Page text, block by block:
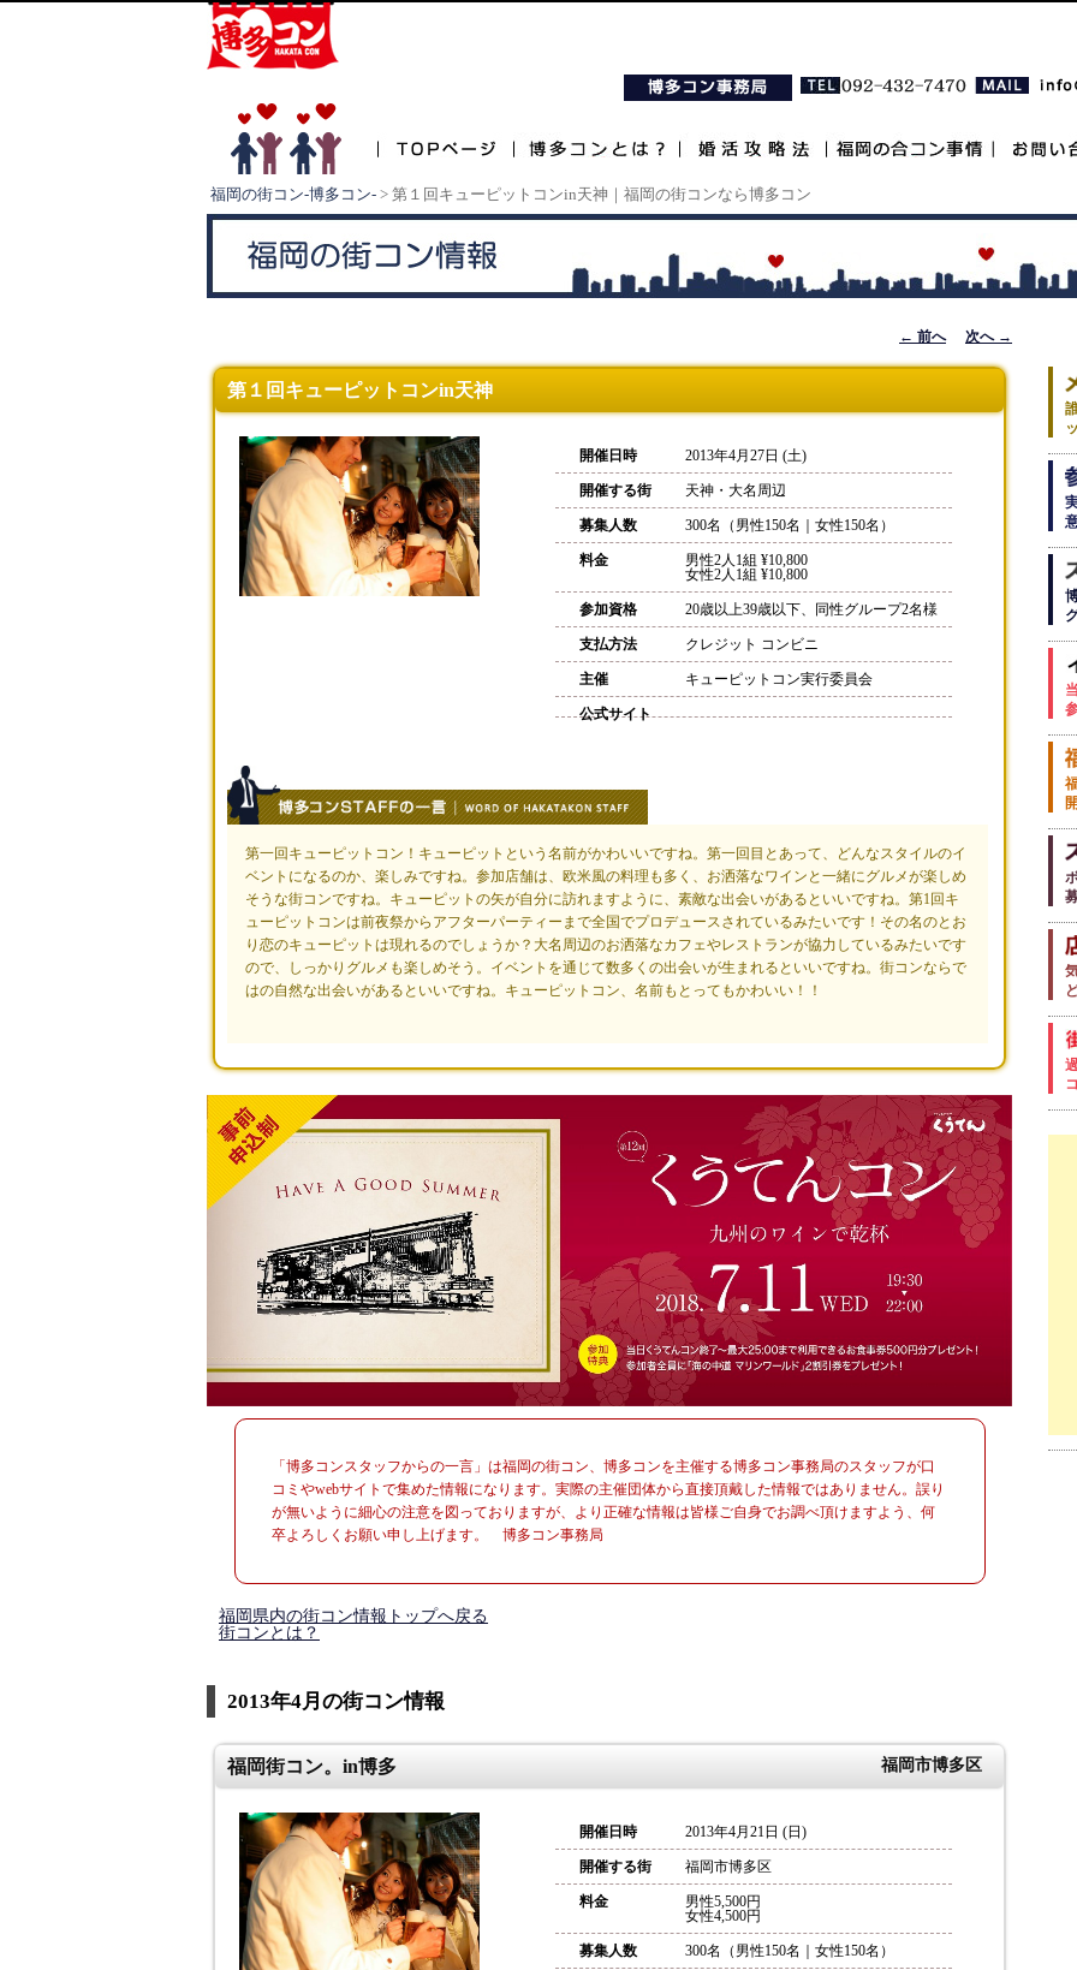
福岡の街コン-博多コン- > 第１回キューピットコンin天神｜福岡の街コンなら博多コン
投稿ナビゲ
ーション
← 前へ 次へ →
第１回キューピットコンin天神
開催日時 2013年4月27日 (土)
開催する街 天神・大名周辺
募集人数 300名（男性150名｜女性150名）
料金
男性2人1組 ¥10,800
女性2人1組 ¥10,800
参加資格 20歳以上39歳以下、同性グループ2名様
支払方法 クレジット コンビニ
主催 キューピットコン実行委員会
公式サイト
第一回キューピットコン！キューピットという名前がかわいいですね。第一回目とあって、どんなスタイルのイ
ベントになるのか、楽しみですね。参加店舗は、欧米風の料理も多く、お洒落なワインと一緒にグルメが楽しめ
そうな街コンですね。キューピットの矢が自分に訪れますように、素敵な出会いがあるといいですね。第1回キ
ューピットコンは前夜祭からアフターパーティーまで全国でプロデュースされているみたいです！その名のとお
り恋のキューピットは現れるのでしょうか？大名周辺のお洒落なカフェやレストランが協力しているみたいです
ので、しっかりグルメも楽しめそう。イベントを通じて数多くの出会いが生まれるといいですね。街コンならで
はの自然な出会いがあるといいですね。キューピットコン、名前もとってもかわいい！！
「博多コンスタッフからの一言」は福岡の街コン、博多コンを主催する博多コン事務局のスタッフが口
コミやwebサイトで集めた情報になります。実際の主催団体から直接頂戴した情報ではありません。誤り
が無いように細心の注意を図っておりますが、より正確な情報は皆様ご自身でお調べ頂けますよう、何
卒よろしくお願い申し上げます。 博多コン事務局
福岡県内の街コン情報トップへ戻る
街コンとは？
2013年4月の街コン情報
福岡街コン。in博多 福岡市博多区
開催日時 2013年4月21日 (日)
開催する街 福岡市博多区
料金
男性5,500円
女性4,500円
募集人数 300名（男性150名｜女性150名）